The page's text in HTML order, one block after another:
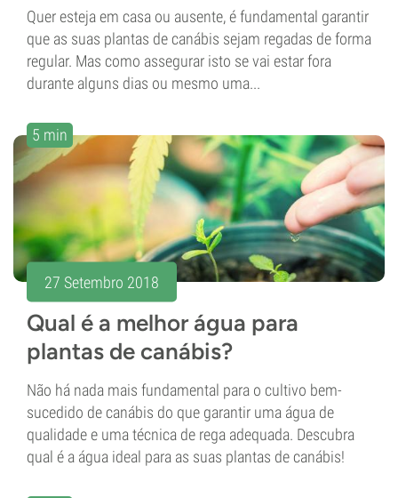
Quer esteja em casa ou ausente, é fundamental garantir
que as suas plantas de canábis sejam regadas de forma
regular. Mas como assegurar isto se vai estar fora
durante alguns dias ou mesmo uma...
5 min
27 Setembro 2018
Qual é a melhor água para
plantas de canábis?
Não há nada mais fundamental para o cultivo bem-
sucedido de canábis do que garantir uma água de
qualidade e uma técnica de rega adequada. Descubra
qual é a água ideal para as suas plantas de canábis!